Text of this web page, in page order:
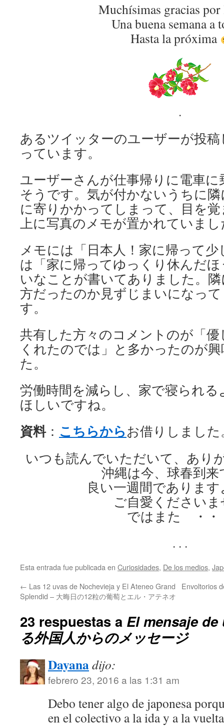
Muchísimas gracias por
Una buena semana a
Hasta la próxima
.
あるツイッターのユーザーが投
っています。
ユーザーさんが仕事帰りに電車
そうです。気が付かないうちに
に寄りかかってしまって、目を
上に写真のメモが置かれていまし
メモには「日本人！家に帰って
は「家に帰ってゆっくり休んだ
いなことが書いてありました。
方だったのか見ずじまいになっ
す。
共有した方々のコメントのが「
くれたのでは」と多かったのが
た。
労働時間を減らし、家で寝られ
ほしいですね。
資料： こちらからお借りしました
いつも読んでいただいて、あり
沖縄は今、球春到来
良い一週間でありま
ご自愛くださいま
ではまた ・・
. . .
Esta entrada fue publicada en Curiosidades, De los medios,
← Las 12 uvas de Nochevieja y El Ateneo Grand
Splendid – 大晦日の12粒の葡萄とエル・アテネオ
Envoltorios
23 respuestas a El mensaje
る外国人からのメッセージ
Dayanadijo:
febrero 23, 2016 a las 1:31 am
Debo tener algo de japonesa
en el colectivo a la ida y a la